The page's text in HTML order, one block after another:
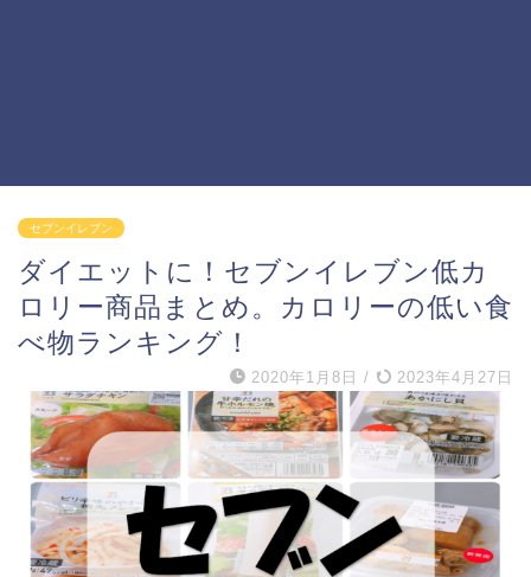
セブンイレブン
ダイエットに！セブンイレブン低カ
ロリー商品まとめ。カロリーの低い食
べ物ランキング！
2020年1月8日 / 2023年4月27日